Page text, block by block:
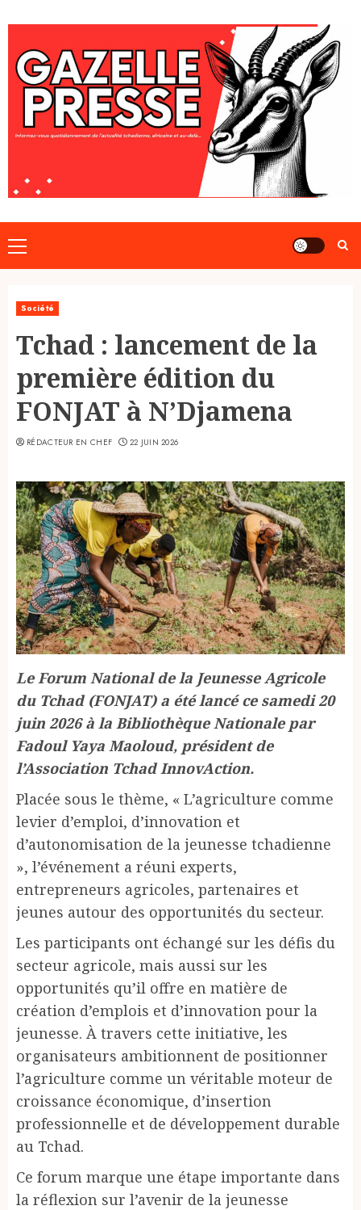
to
content
Primary
Menu
Société
Tchad : lancement de la
première édition du
FONJAT à N’Djamena
RÉDACTEUR EN CHEF 22 JUIN 2026
Le Forum National de la Jeunesse Agricole
du Tchad (FONJAT) a été lancé ce samedi 20
juin 2026 à la Bibliothèque Nationale par
Fadoul Yaya Maoloud, président de
l’Association Tchad InnovAction.
Placée sous le thème, « L’agriculture comme
levier d’emploi, d’innovation et
d’autonomisation de la jeunesse tchadienne
», l’événement a réuni experts,
entrepreneurs agricoles, partenaires et
jeunes autour des opportunités du secteur.
Les participants ont échangé sur les défis du
secteur agricole, mais aussi sur les
opportunités qu’il offre en matière de
création d’emplois et d’innovation pour la
jeunesse. À travers cette initiative, les
organisateurs ambitionnent de positionner
l’agriculture comme un véritable moteur de
croissance économique, d’insertion
professionnelle et de développement durable
au Tchad.
Ce forum marque une étape importante dans
la réflexion sur l’avenir de la jeunesse